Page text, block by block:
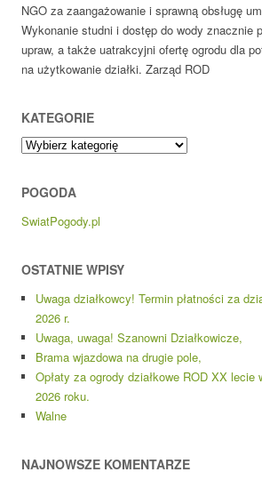
NGO za zaangażowanie i sprawną obsługę
Wykonanie studni i dostęp do wody znacznie
upraw, a także uatrakcyjni ofertę ogrodu dla
na użytkowanie działki. Zarząd ROD
KATEGORIE
Kategorie
POGODA
SwiatPogody.pl
OSTATNIE WPISY
Uwaga działkowcy! Termin płatności za
2026 r.
Uwaga, uwaga! Szanowni Działkowicze,
Brama wjazdowa na drugie pole,
Opłaty za ogrody działkowe ROD XX
2026 roku.
Walne
NAJNOWSZE KOMENTARZE